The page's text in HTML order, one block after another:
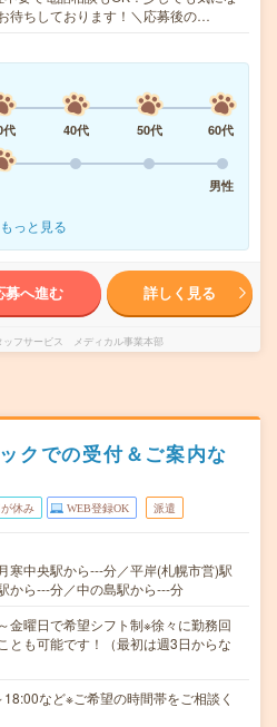
待ちしております！＼応募後の…
代 40代 50代
60代
男性
もっと見る
募へ進む 詳しく見る
ッフサービス メディカル事業本部
クでの受付＆ご案内な
休み WEB登録OK 派遣
寒中央駅から---分／平岸(札幌市営)駅
から---分／中の島駅から---分
金曜日で希望シフト制※徐々に勤務回
とも可能です！（最初は週3日からな
など※ご希望の時間帯をご相談く